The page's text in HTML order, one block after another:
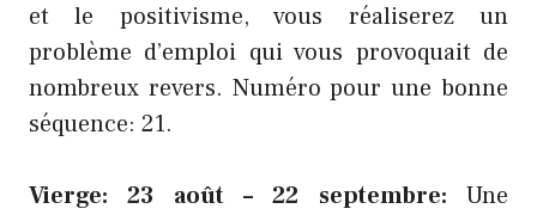
et le positivisme, vous réaliserez un
problème d’emploi qui vous provoquait de
nombreux revers. Numéro pour une bonne
séquence: 21.
Vierge: 23 août – 22 septembre: Une